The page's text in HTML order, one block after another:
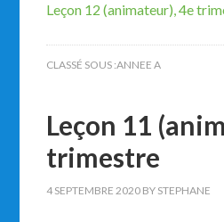
Leçon 12 (animateur), 4e
CLASSÉ SOUS :ANNEE A
Leçon 11
trimestre
4 SEPTEMBRE 2020 BY STEPHANE